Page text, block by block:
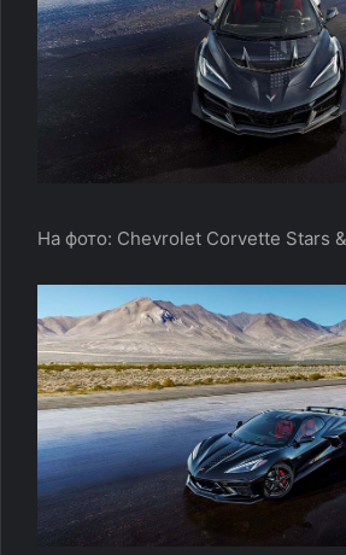
На фото: Chevrolet Corvette Stars